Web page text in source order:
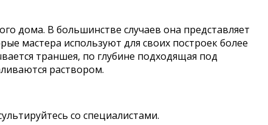
дома. В большинстве случаев она представляет
мастера используют для своих построек более
траншея, по глубине подходящая под
раствором.
со специалистами.